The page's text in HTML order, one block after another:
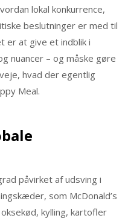
lokal konkurrence,
beslutninger er med til
er at give et indblik i
nuancer – og måske gøre
hvad der egentlig
Meal.
påvirket af udsving i
som McDonald’s
kylling, kartofler